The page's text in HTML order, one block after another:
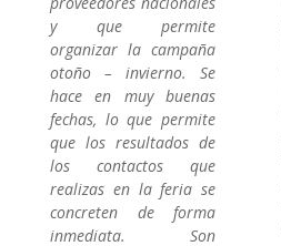
y que permite
organizar la campaña
otoño – invierno. Se
hace en muy buenas
fechas, lo que permite
que los resultados de
los contactos que
realizas en la feria se
concreten de forma
inmediata. Son